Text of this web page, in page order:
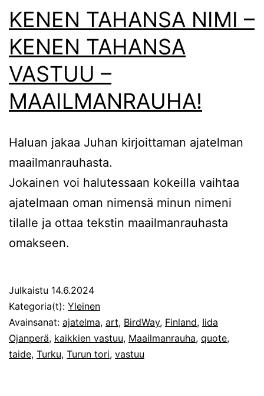
KENEN TAHANSA NIMI –
KENEN TAHANSA
VASTUU –
MAAILMANRAUHA!
Haluan jakaa Juhan kirjoittaman ajatelman
maailmanrauhasta.
Jokainen voi halutessaan kokeilla vaihtaa
ajatelmaan oman nimensä minun nimeni
tilalle ja ottaa tekstin maailmanrauhasta
omakseen.
Julkaistu 14.6.2024
Kategoria(t): Yleinen
Avainsanat: ajatelma, art, BirdWay, Finland, Iida
Ojanperä, kaikkien vastuu, Maailmanrauha, quote,
taide, Turku, Turun tori, vastuu